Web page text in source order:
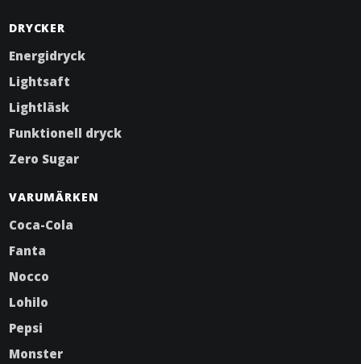
DRYCKER
Energidryck
Lightsaft
Lightläsk
Funktionell dryck
Zero Sugar
VARUMÄRKEN
Coca-Cola
Fanta
Nocco
Lohilo
Pepsi
Monster